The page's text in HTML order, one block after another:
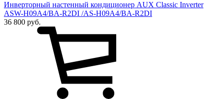
Инверторный настенный кондиционер AUX Сlassic Inverter
ASW-H09A4/BA-R2DI /AS-H09A4/BA-R2DI
36 800 руб.